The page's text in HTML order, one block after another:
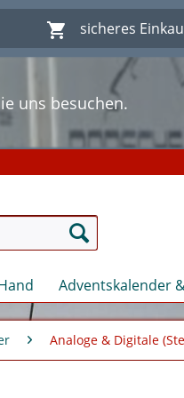
sicheres
uns besuchen.
Modellbahn - Eck
uns besuchen.
Modellbahn - Eck
Adventskalender
Analoge & Digitale